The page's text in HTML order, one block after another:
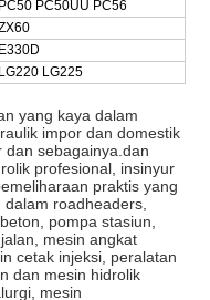
PC50 PC50UU PC56
E330D
LG220 LG225
yang kaya dalam
impor dan domestik
sebagainya.dan
profesional, insinyur
praktis yang
roadheaders,
pompa stasiun,
mesin angkat
cetak injeksi, peralatan
dan mesin hidrolik
mesin